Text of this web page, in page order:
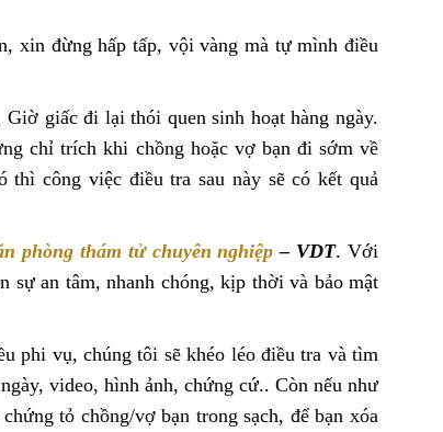
xin đừng hấp tấp, vội vàng mà tự mình điều
giấc đi lại thói quen sinh hoạt hàng ngày.
chỉ trích khi chồng hoặc vợ bạn đi sớm về
thì công việc điều tra sau này sẽ có kết quả
phòng thám tử chuyên nghiệp – VDT. Với
sự an tâm, nhanh chóng, kịp thời và bảo mật
phi vụ, chúng tôi sẽ khéo léo điều tra và tìm
video, hình ảnh, chứng cứ.. Còn nếu như
tỏ chồng/vợ bạn trong sạch, để bạn xóa